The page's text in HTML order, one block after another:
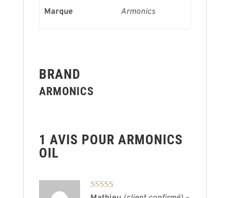
Marque Armonics
BRAND
ARMONICS
1 AVIS POUR ARMONICS
OIL
Note5sur 5